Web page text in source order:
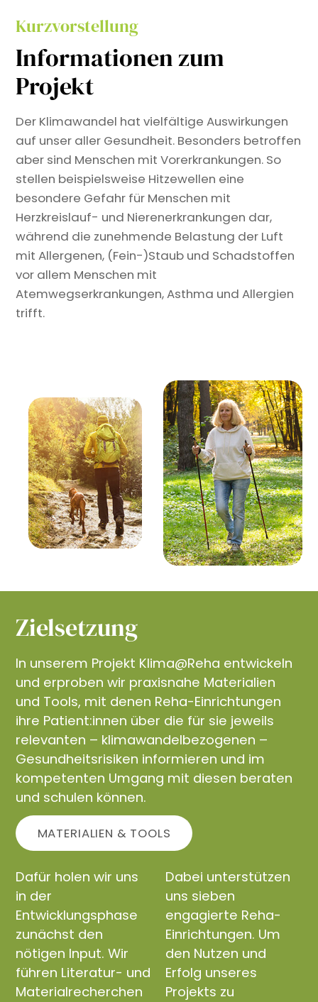
Kurzvorstellung
Informationen zum
Projekt
Der Klimawandel hat vielfältige Auswirkungen
auf unser aller Gesundheit. Besonders betroffen
aber sind Menschen mit Vorerkrankungen. So
stellen beispielsweise Hitzewellen eine
besondere Gefahr für Menschen mit
Herzkreislauf- und Nierenerkrankungen dar,
während die zunehmende Belastung der Luft
mit Allergenen, (Fein-)Staub und Schadstoffen
vor allem Menschen mit
Atemwegserkrankungen, Asthma und Allergien
trifft.
Zielsetzung
In unserem Projekt Klima@Reha entwickeln
und erproben wir praxisnahe Materialien
und Tools, mit denen Reha-Einrichtungen
ihre Patient:innen über die für sie jeweils
relevanten – klimawandelbezogenen –
Gesundheitsrisiken informieren und im
kompetenten Umgang mit diesen beraten
und schulen können.
MATERIALIEN & TOOLS
Dafür holen wir uns
in der
Entwicklungsphase
zunächst den
nötigen Input. Wir
führen Literatur- und
Materialrecherchen
Dabei unterstützen
uns sieben
engagierte Reha-
Einrichtungen. Um
den Nutzen und
Erfolg unseres
Projekts zu